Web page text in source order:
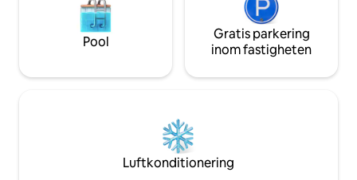
Pool
Gratis parkering
inom fastigheten
Luftkonditionering